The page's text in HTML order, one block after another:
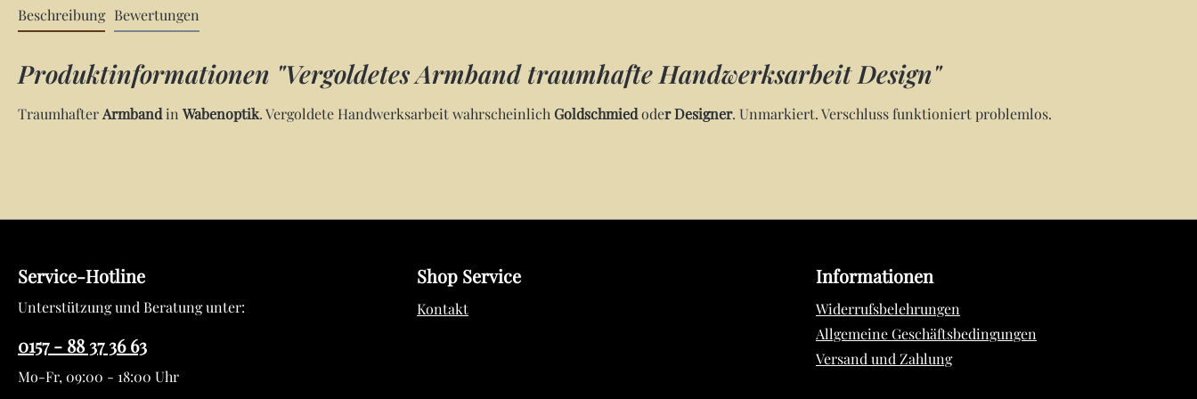
Beschreibung Bewertungen
Produktinformationen "Vergoldetes Armband traumhafte Handwerksarbeit Design"
TraumhafterArmband in Wabenoptik. Vergoldete Handwerksarbeit wahrscheinlich Goldschmiedoder Designer. Unmarkiert. Verschluss funktioniert problemlos.
Service-Hotline
Unterstützung und Beratung unter:
0157 - 88 37 36 63
Mo-Fr, 09:00 - 18:00 Uhr
Shop Service
Kontakt
Informationen
Widerrufsbelehrungen
Allgemeine Geschäftsbedingungen
Versand und Zahlung